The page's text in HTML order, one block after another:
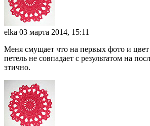
elka 03 марта 2014, 15:11
Меня смущает что на первых фото и цвет
петель не совпадает с результатом на
этично.